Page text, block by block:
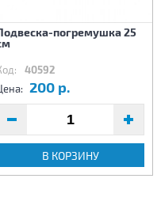
погремушка 25
40592
200 р.
В КОРЗИНУ